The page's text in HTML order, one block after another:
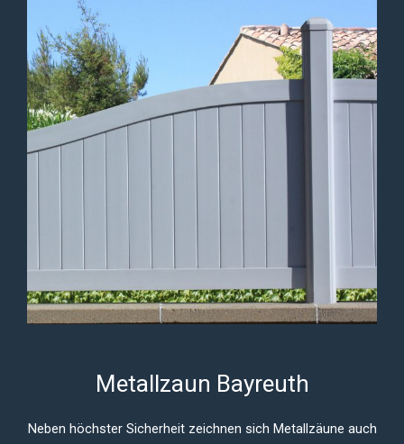
Metallzaun Bayreuth
Neben höchster Sicherheit zeichnen sich Metallzäune auch